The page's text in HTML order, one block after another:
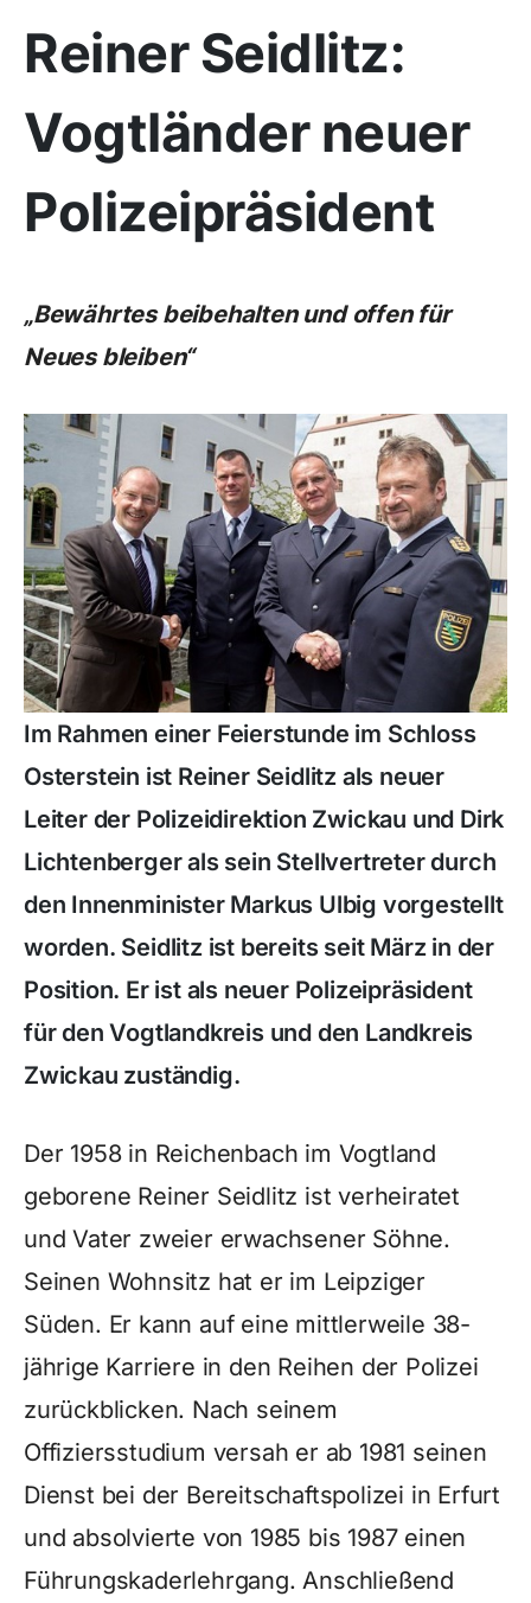
Reiner Seidlitz:
Vogtländer neuer
Polizeipräsident
„Bewährtes beibehalten und offen für
Neues bleiben“
Im Rahmen einer Feierstunde im Schloss
Osterstein ist Reiner Seidlitz als neuer
Leiter der Polizeidirektion Zwickau und Dirk
Lichtenberger als sein Stellvertreter durch
den Innenminister Markus Ulbig vorgestellt
worden. Seidlitzist bereits seit März in der
Position. Er ist als neuer Polizeipräsident
für den Vogtlandkreis und den Landkreis
Zwickau zuständig.
Der 1958 in Reichenbach im Vogtland
geborene Reiner Seidlitz ist verheiratet
und Vater zweier erwachsener Söhne.
Seinen Wohnsitz hat er im Leipziger
Süden. Er kann auf eine mittlerweile 38-
jährige Karriere in den Reihen der Polizei
zurückblicken. Nach seinem
Offiziersstudium versah er ab 1981 seinen
Dienst bei der Bereitschaftspolizei in Erfurt
und absolvierte von 1985 bis 1987 einen
Führungskaderlehrgang. Anschließend